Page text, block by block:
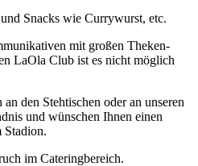
Snacks wie Currywurst, etc.
mit großen Theken-
LaOla Club ist es nicht möglich
den Stehtischen oder an unseren
und wünschen Ihnen einen
Stadion.
im Cateringbereich.